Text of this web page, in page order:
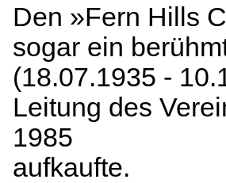
Den »Fern Hills
sogar ein
(18.07.1935 -
Leitung des
1985
aufkaufte.